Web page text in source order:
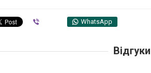
WhatsApp
Відгуки